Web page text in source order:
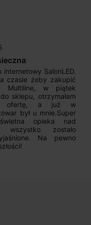
internetowy SalonLED.
czasie żeby zakupić
Multiline, w piątek
sklepu, otrzymałam
ofertę, a już w
był u mnie.Super
opieka nad
zostało
Na pewno